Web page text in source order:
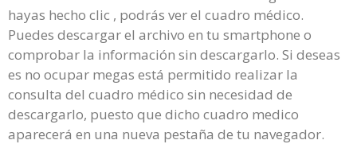
hayas hecho clic , podrás ver el cuadro médico.
Puedes descargar el archivo en tu smartphone o
comprobar la información sin descargarlo. Si deseas
es no ocupar megas está permitido realizar la
consulta del cuadro médico sin necesidad de
descargarlo, puesto que dicho cuadro medico
aparecerá en una nueva pestaña de tu navegador.